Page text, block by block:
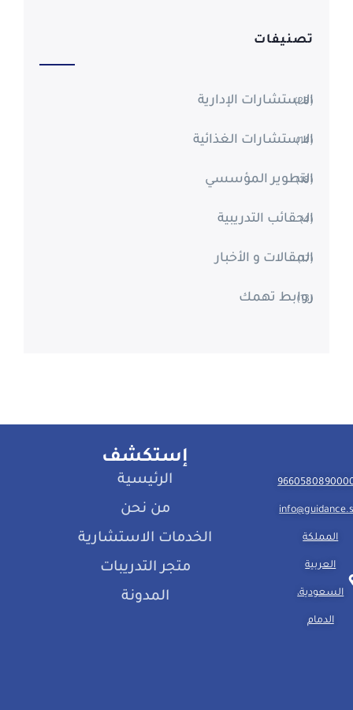
تصنيفات
الاستشارات الإدارية(28)
الاستشارات الغذائية(14)
التطوير المؤسسي(18)
الحقائب التدريبية(4)
المقالات و الأخبار(17)
روابط تهمك(13)
المملكة
العربية
السعودية،
الدمام
إستكشف
الرئيسية
من نحن
الخدمات الاستشارية
متجر التدريبات
المدونة